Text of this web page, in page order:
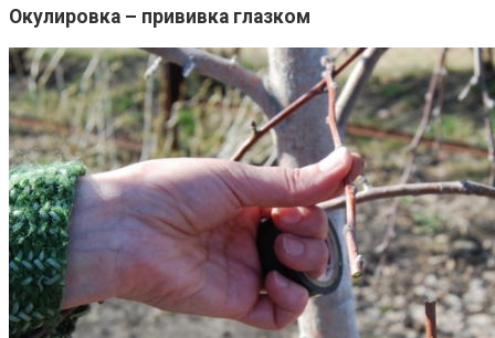
Окулировка – прививка глазком